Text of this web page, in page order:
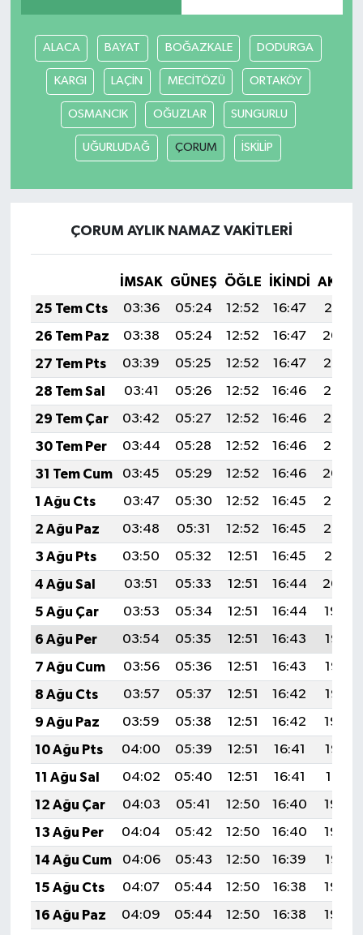
ALACA BAYAT BOĞAZKALE DODURGA
KARGI LAÇİN MECİTÖZÜ ORTAKÖY
OSMANCIK OĞUZLAR SUNGURLU
UĞURLUDAĞ ÇORUM İSKİLİP
ÇORUM AYLIK NAMAZ VAKITLERI
İMSAK GÜNEŞ ÖĞLE İKINDI
25 Tem Cts
03:36 05:24 12:52 16:47
20:10
26 Tem Paz
03:38 05:24 12:52 16:47
20:09
27 Tem Pts
03:39 05:25 12:52 16:47
20:08
28 Tem Sal
03:41 05:26 12:52 16:46
20:07
29 Tem Çar
03:42 05:27 12:52 16:46
20:06
30 Tem Per
03:44 05:28 12:52 16:46
20:05
31 Tem Cum
03:45 05:29 12:52 16:46
20:04
1 Ağu Cts
03:47 05:30 12:52 16:45
20:03
2 Ağu Paz
03:48 05:31 12:52 16:45
20:02
3 Ağu Pts
03:50 05:32 12:51 16:45
20:01
4 Ağu Sal
03:51 05:33 12:51 16:44
20:00
5 Ağu Çar
03:53 05:34 12:51 16:44
19:59
6 Ağu Per
03:54 05:35 12:51 16:43
19:58
7 Ağu Cum
03:56 05:36 12:51 16:43
19:56
8 Ağu Cts
03:57 05:37 12:51 16:42
19:55
9 Ağu Paz
03:59 05:38 12:51 16:42
19:54
10 Ağu Pts
04:00 05:39 12:51 16:41
19:53
11 Ağu Sal
04:02 05:40 12:51 16:41
19:51
12 Ağu Çar
04:03 05:41 12:50 16:40
19:50
13 Ağu Per
04:04 05:42 12:50 16:40
19:49
14 Ağu Cum
04:06 05:43 12:50 16:39
19:47
15 Ağu Cts
04:07 05:44 12:50 16:38
19:46
16 Ağu Paz
04:09 05:44 12:50 16:38 19:45